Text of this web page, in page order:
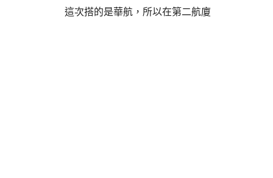
這次搭的是華航，所以在第二航廈